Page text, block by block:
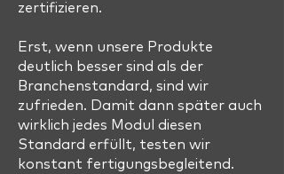
zertifizieren.
Erst, wenn unsere Produkte
deutlich besser sind als der
Branchenstandard, sind wir
zufrieden. Damit dann später auch
wirklich jedes Modul diesen
Standard erfüllt, testen wir
konstant fertigungsbegleitend.